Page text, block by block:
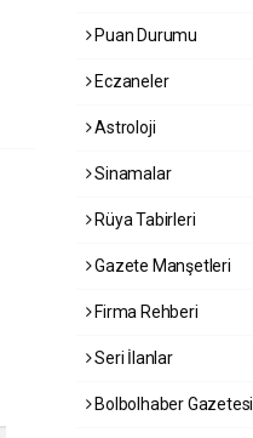
Puan Durumu
Eczaneler
Astroloji
Sinamalar
Rüya Tabirleri
Gazete Manşetleri
Firma Rehberi
Seri İlanlar
Bolbolhaber Gazetesi